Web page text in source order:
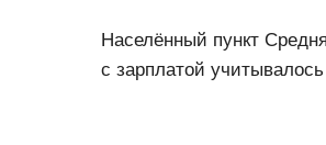
Населённый пункт
с зарплатой